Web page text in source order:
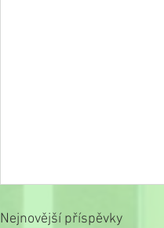
Nejnovější příspěvky